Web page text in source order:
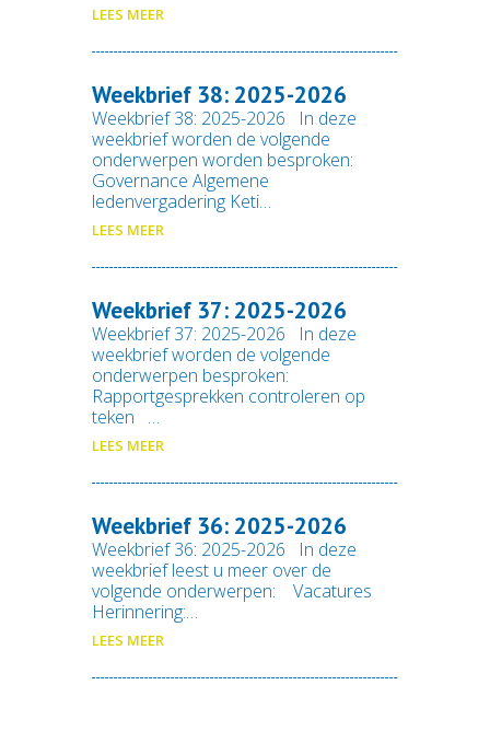
LEES MEER
Weekbrief 38: 2025-2026
Weekbrief 38: 2025-2026 In deze
weekbrief worden de volgende
onderwerpen worden besproken:
Governance Algemene
ledenvergadering Keti…
LEES MEER
Weekbrief 37: 2025-2026
Weekbrief 37: 2025-2026 In deze
weekbrief worden de volgende
onderwerpen besproken:
Rapportgesprekken controleren op
teken …
LEES MEER
Weekbrief 36: 2025-2026
Weekbrief 36: 2025-2026 In deze
weekbrief leest u meer over de
volgende onderwerpen: Vacatures
Herinnering:…
LEES MEER